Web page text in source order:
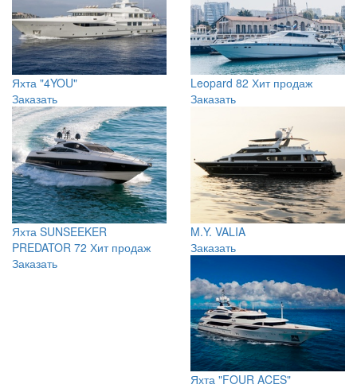
Яхта "4YOU"
Заказать
Leopard 82Хит продаж
Заказать
Яхта SUNSEEKER
PREDATOR 72Хит продаж
Заказать
M.Y. VALIA
Заказать
Яхта "FOUR ACES"
Заказать